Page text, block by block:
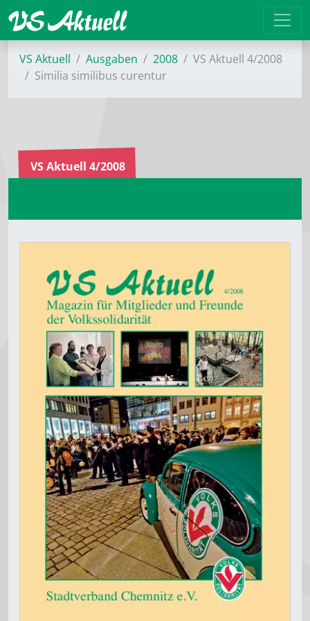
VS Aktuell Ausgaben 2008
VS Aktuell 4/2008
Similia similibus curentur
VS Aktuell 4/2008